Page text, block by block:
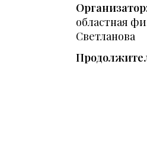
областная
Светланова